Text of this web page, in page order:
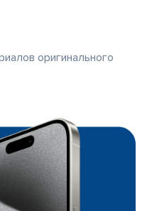
оригинального